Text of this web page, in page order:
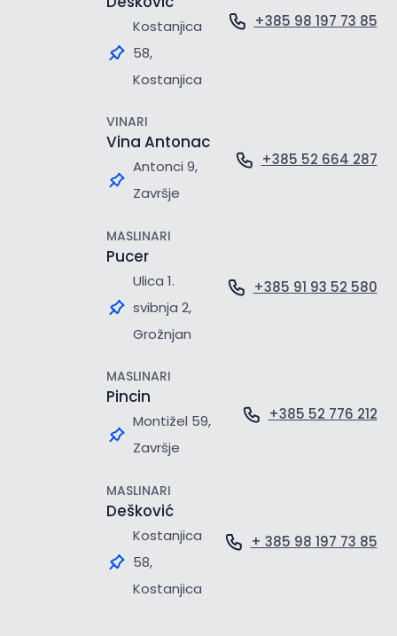
Kostanjica
58,
Kostanjica
+385 98 197 73 85
VINARI
Vina Antonac
Antonci 9,
Završje
+385 52 664 287
MASLINARI
Pucer
Ulica 1.
svibnja 2,
Grožnjan
+385 91 93 52 580
MASLINARI
Pincin
Montižel 59,
Završje
+385 52 776 212
MASLINARI
Dešković
Kostanjica
58,
Kostanjica
+ 385 98 197 73 85